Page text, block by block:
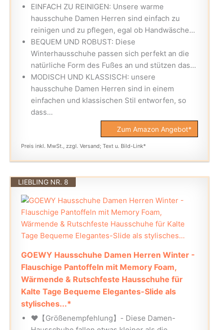
EINFACH ZU REINIGEN: Unsere warme
hausschuhe Damen Herren sind einfach zu
reinigen und zu pflegen, egal ob Handwäsche...
BEQUEM UND ROBUST: Diese
Winterhausschuhe passen sich perfekt an die
natürliche Form des Fußes an und stützen das...
MODISCH UND KLASSISCH: unsere
hausschuhe Damen Herren sind in einem
einfachen und klassischen Stil entworfen, so
dass...
Zum Amazon Angebot*
Preis inkl. MwSt., zzgl. Versand; Text u. Bild-Link*
LIEBLING NR. 8
GOEWY Hausschuhe Damen Herren Winter -
Flauschige Pantoffeln mit Memory Foam,
Wärmende & Rutschfeste Hausschuhe für
Kalte Tage Bequeme Elegantes-Slide als
stylisches...*
❤【Größenempfehlung】- Diese Damen-